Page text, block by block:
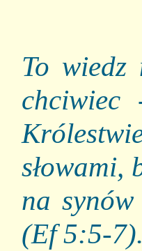
To wiedz
chciwiec
słowami,
na
(Ef 5:5-7).